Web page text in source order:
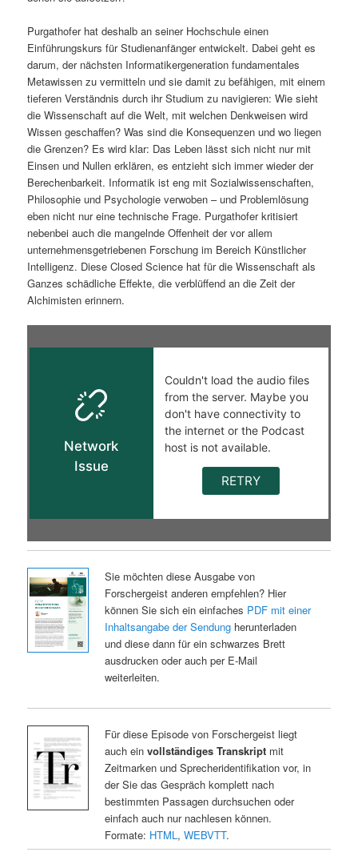
n
Purgathofer hat deshalb an seiner Hochschule einen
Einführungskurs für Studienanfänger entwickelt. Dabei geht es
darum, der nächsten Informatikergeneration fundamentales
Metawissen zu vermitteln und sie damit zu befähigen, mit einem
tieferen Verständnis durch ihr Studium zu navigieren: Wie sieht
die Wissenschaft auf die Welt, mit welchen Denkweisen wird
Wissen geschaffen? Was sind die Konsequenzen und wo liegen
die Grenzen? Es wird klar: Das Leben lässt sich nicht nur mit
Einsen und Nullen erklären, es entzieht sich immer wieder der
Berechenbarkeit. Informatik ist eng mit Sozialwissenschaften,
Philosophie und Psychologie verwoben – und Problemlösung
eben nicht nur eine technische Frage. Purgathofer kritisiert
nebenbei auch die mangelnde Offenheit der vor allem
unternehmensgetriebenen Forschung im Bereich Künstlicher
Intelligenz. Diese Closed Science hat für die Wissenschaft als
Ganzes schädliche Effekte, die verblüffend an die Zeit der
Alchimisten erinnern.
Sie möchten diese Ausgabe von
Forschergeist anderen empfehlen? Hier
können Sie sich ein einfaches PDF mit einer
Inhaltsangabe der Sendungherunterladen
und diese dann für ein schwarzes Brett
ausdrucken oder auch per E-Mail
weiterleiten.
Für diese Episode von Forschergeist liegt
auch ein vollständiges Transkriptmit
Zeitmarken und Sprecheridentifikation vor, in
der Sie das Gespräch komplett nach
bestimmten Passagen durchsuchen oder
einfach auch nur nachlesen können.
Formate: HTML, WEBVTT.